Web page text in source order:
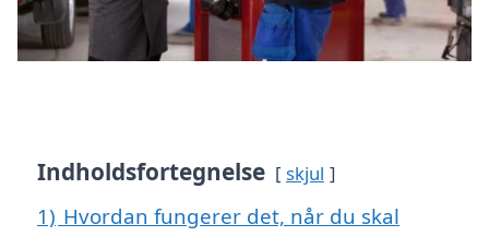
Indholdsfortegnelse skjul
1) Hvordan fungerer det, når du skal